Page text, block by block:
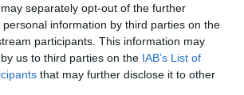
separately opt-out of the further
information by third parties on the
participants. This information may
us to third parties on the IAB’s List of
that may further disclose it to other
Agentes sociales y fuerzas políticas
abogaron en el XIII Congreso Nacional de la
Federación Empresarial de Farmacéuticos
Españoles (FEFE) por el mantenimiento del
modelo de farmacia por su calidad y
eficiencia. Farmacéuticos, distribuidores,
economistas, otros profesionales sanitarios